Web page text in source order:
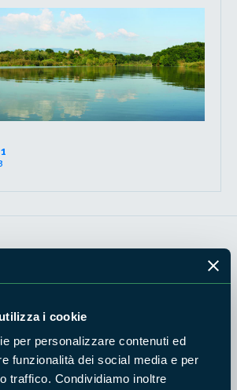
i cookie
per personalizzare contenuti ed
funzionalità dei social media e per
traffico. Condividiamo inoltre
degli uccelli acquatici nidificanti
sito della Riserva
e habitat